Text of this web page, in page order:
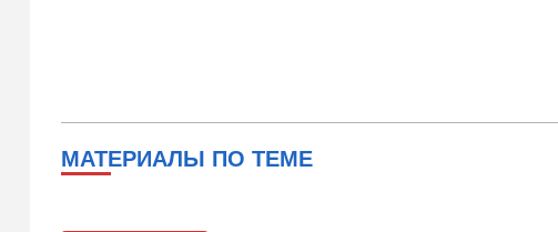
МАТЕРИАЛЫ ПО ТЕМЕ